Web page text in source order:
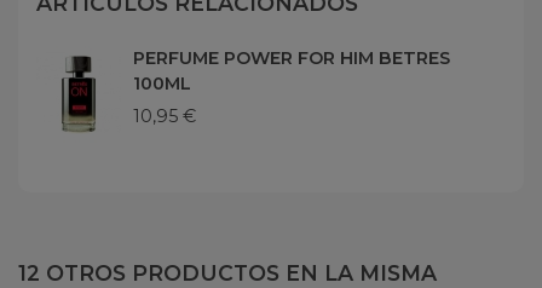
PERFUME POWER FOR HIM BETRES
100ML
10,95 €
12 OTROS PRODUCTOS EN LA MISMA